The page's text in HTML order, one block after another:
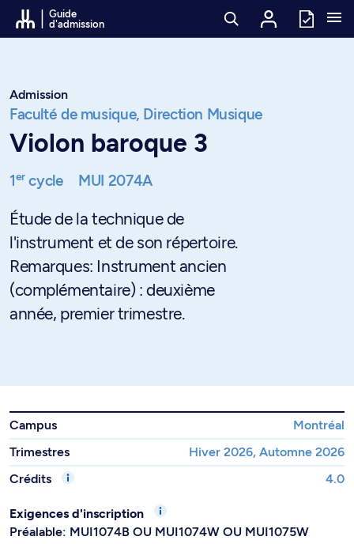
Passer au contenu
Guide
d'admission
Admission
Faculté de musique, Direction Musique
Violon baroque 3
1ercycle MUI 2074A
Étude de la technique de
l'instrument et de son répertoire.
Remarques: Instrument ancien
(complémentaire) : deuxième
année, premier trimestre.
Campus
Montréal
Trimestres
Hiver 2026, Automne 2026
Crédits
4.0
Exigences d'inscription
Préalable: MUI1074B OU MUI1074W OU MUI1075W